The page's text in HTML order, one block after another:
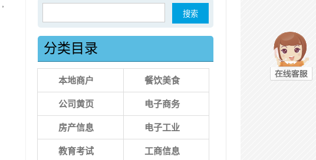
分类目录
本地商户 餐饮美食
公司黄页 电子商务
房产信息 电子工业
教育考试 工商信息